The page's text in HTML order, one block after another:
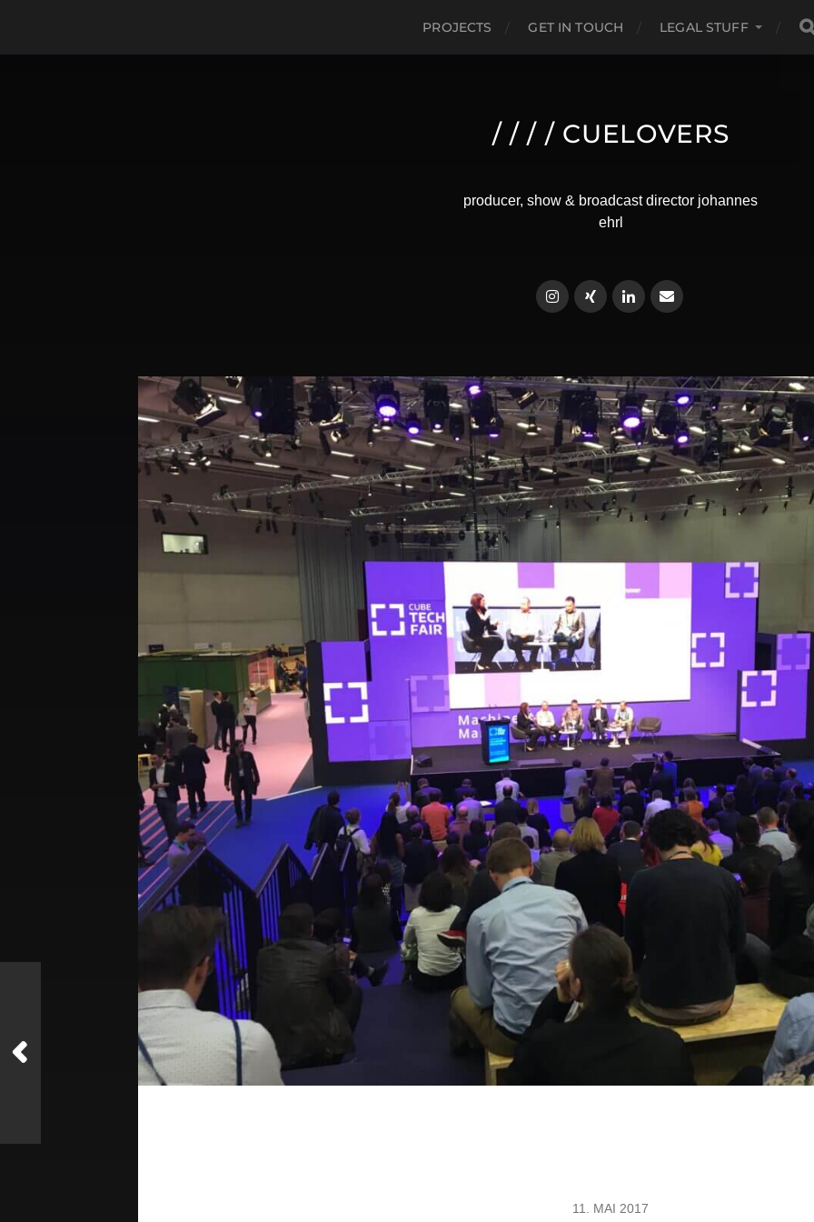
PROJECTS GET IN TOUCH LEGAL STUFF
/ / / / CUELOVERS
producer, show & broadcast director johannes
ehrl
11. MAI 2017